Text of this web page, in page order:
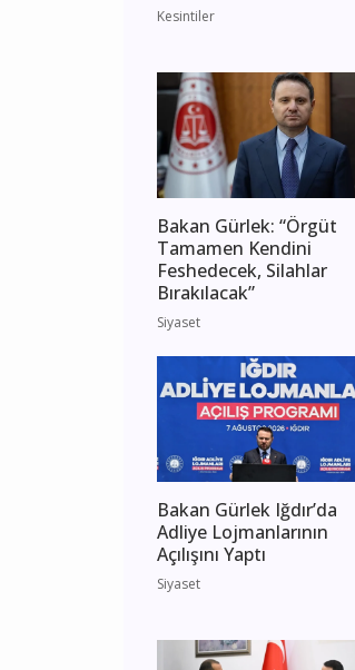
Kesintiler
Bakan Gürlek: “Örgüt
Tamamen Kendini
Feshedecek, Silahlar
Bırakılacak”
Siyaset
Bakan Gürlek Iğdır’da
Adliye Lojmanlarının
Açılışını Yaptı
Siyaset